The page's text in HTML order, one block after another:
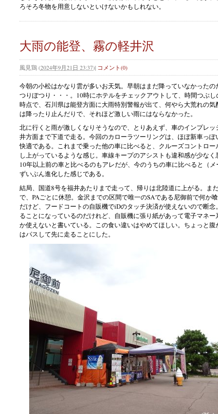
ろそろ冬物を用意しないといけないかもしれない。
大雨の能登、霧の軽井沢
風見鶏(2024年9月21日 23:37)| コメント(0)
今朝の小松はかなり雲が多いお天気。早朝はまだ降っていなかった
つりぽつり・・・。10時にホテルをチェックアウトして、時間つぶ
時点で、石川県は能登方面に大雨特別警報が出て、何やら大荒れの
は降ったり止んだりで、それほど激しい雨にはならなかった。
北に行くと雨が激しくなりそうなので、とりあえず、車のインプレ
井方面まで下道で走る。今回のカローラツーリングは、ほぼ新車っ
快適である。これまで乗った他の車に比べると、クルーズコントロ
し上がっているような感じ。車線キープのアシストも違和感が少な
10年以上前の車と比べるのもアレだが、今のうちの車に比べると（
ずいぶん進化した感じである。
結局、国道8号を福井あたりまで走って、帰りは北陸道に上がる。ま
で、PAごとに休憩。金沢までの区間で唯一のSAである尼御前で何か
だけど、フードコートの自販機でiDのタッチ決済が使えないので断
ることになっているのだけれど、自販機に張り紙があって電子マネ
か使えないと書いている。この食い違いはやめてほしい。ちょっと
はパスして先に走ることにした。